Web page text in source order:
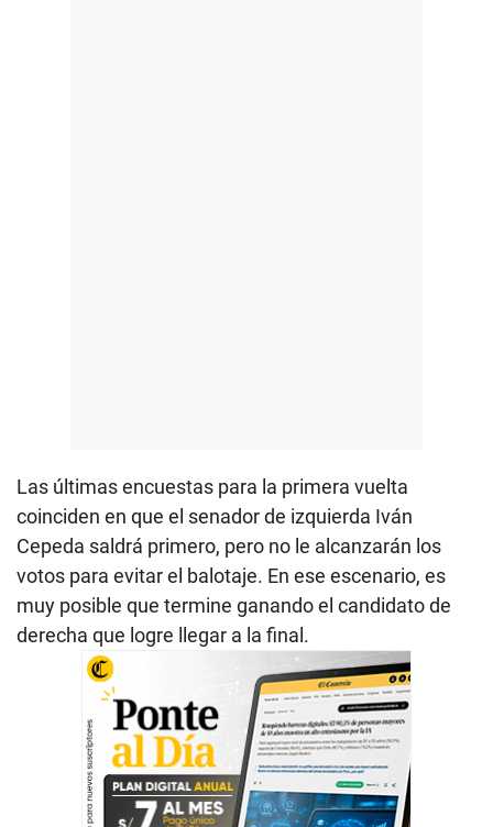
Las últimas encuestas para la primera vuelta
coinciden en que el senador de izquierda Iván
Cepeda saldrá primero, pero no le alcanzarán los
votos para evitar el balotaje. En ese escenario, es
muy posible que termine ganando el candidato de
derecha que logre llegar a la final.